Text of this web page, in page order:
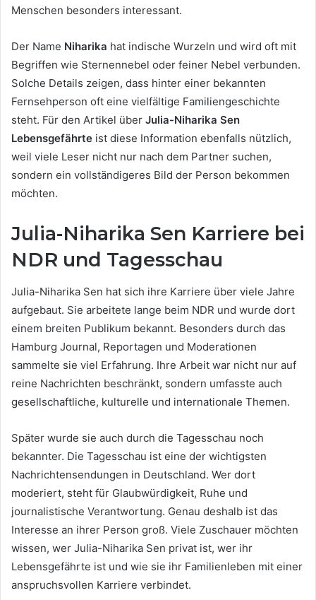
Menschen besonders interessant.
Der Name Niharika hat indische Wurzeln und wird oft mit
Begriffen wie Sternennebel oder feiner Nebel verbunden.
Solche Details zeigen, dass hinter einer bekannten
Fernsehperson oft eine vielfältige Familiengeschichte
steht. Für den Artikel über Julia-Niharika Sen
Lebensgefährte ist diese Information ebenfalls nützlich,
weil viele Leser nicht nur nach dem Partner suchen,
sondern ein vollständigeres Bild der Person bekommen
möchten.
Julia-Niharika Sen Karriere bei
NDR und Tagesschau
Julia-Niharika Sen hat sich ihre Karriere über viele Jahre
aufgebaut. Sie arbeitete lange beim NDR und wurde dort
einem breiten Publikum bekannt. Besonders durch das
Hamburg Journal, Reportagen und Moderationen
sammelte sie viel Erfahrung. Ihre Arbeit war nicht nur auf
reine Nachrichten beschränkt, sondern umfasste auch
gesellschaftliche, kulturelle und internationale Themen.
Später wurde sie auch durch die Tagesschau noch
bekannter. Die Tagesschau ist eine der wichtigsten
Nachrichtensendungen in Deutschland. Wer dort
moderiert, steht für Glaubwürdigkeit, Ruhe und
journalistische Verantwortung. Genau deshalb ist das
Interesse an ihrer Person groß. Viele Zuschauer möchten
wissen, wer Julia-Niharika Sen privat ist, wer ihr
Lebensgefährte ist und wie sie ihr Familienleben mit einer
anspruchsvollen Karriere verbindet.